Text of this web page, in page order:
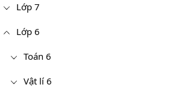
Lớp 7
Lớp 6
Toán 6
Vật lí 6